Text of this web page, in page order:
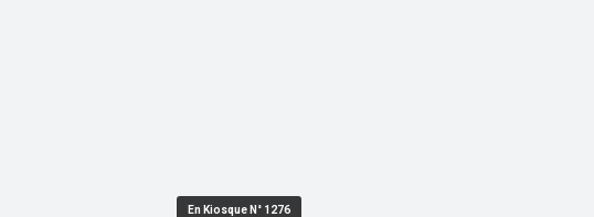
En Kiosque N° 1276